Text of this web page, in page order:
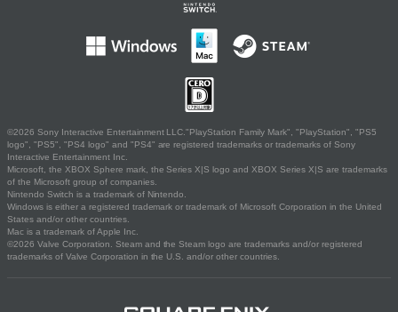
©2026 Sony Interactive Entertainment LLC."PlayStation Family Mark", "PlayStation", "PS5
logo", "PS5", "PS4 logo" and "PS4" are registered trademarks or trademarks of Sony
Interactive Entertainment Inc.
Microsoft, the XBOX Sphere mark, the Series X|S logo and XBOX Series X|S are trademarks
of the Microsoft group of companies.
Nintendo Switch is a trademark of Nintendo.
Windows is either a registered trademark or trademark of Microsoft Corporation in the United
States and/or other countries.
Mac is a trademark of Apple Inc.
©2026 Valve Corporation. Steam and the Steam logo are trademarks and/or registered
trademarks of Valve Corporation in the U.S. and/or other countries.